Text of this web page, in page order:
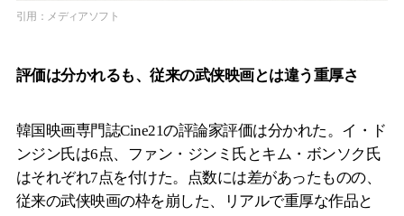
引用：メディアソフト
評価は分かれるも、従来の武侠映画とは違う重厚さ
韓国映画専門誌Cine21の評論家評価は分かれた。イ・ド
ンジン氏は6点、ファン・ジンミ氏とキム・ボンソク氏
はそれぞれ7点を付けた。点数には差があったものの、
従来の武侠映画の枠を崩した、リアルで重厚な作品と